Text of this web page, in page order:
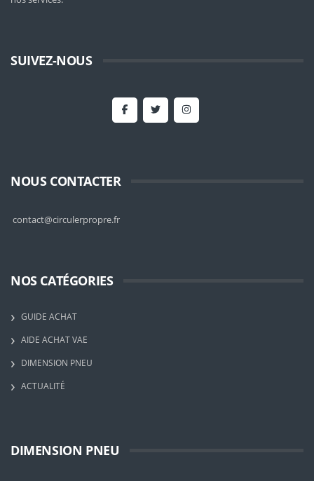
SUIVEZ-NOUS
NOUS CONTACTER
contact@circulerpropre.fr
NOS CATÉGORIES
GUIDE ACHAT
AIDE ACHAT VAE
DIMENSION PNEU
ACTUALITÉ
DIMENSION PNEU